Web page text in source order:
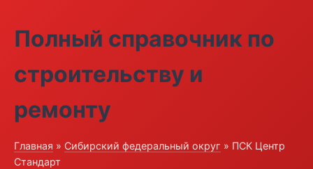
Полный справочник по
строительству и
ремонту
Главная » Сибирский федеральный округ » ПСК Центр
Стандарт